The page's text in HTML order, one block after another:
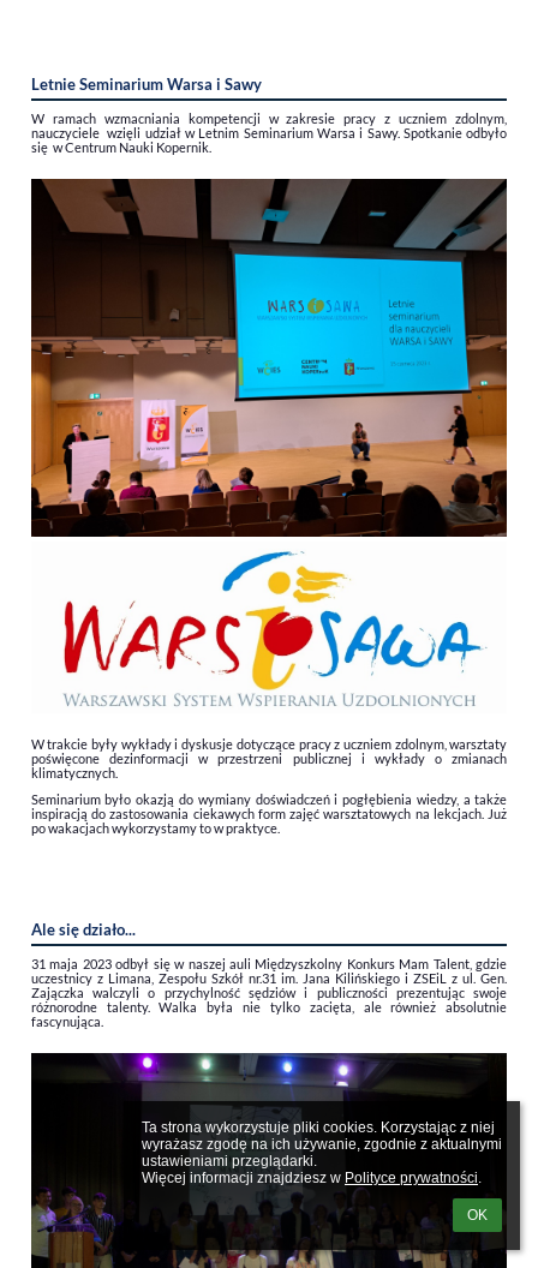
Ta strona wykorzystuje pliki cookies. Korzystając z niej
wyrażasz zgodę na ich używanie, zgodnie z aktualnymi
ustawieniami przeglądarki.
Więcej informacji znajdziesz w Polityce prywatności.
OK
Letnie Seminarium Warsa i Sawy
W ramach wzmacniania kompetencji w zakresie pracy z uczniem zdolnym,
nauczyciele wzięli udział w Letnim Seminarium Warsa i Sawy. Spotkanie odbyło
się w Centrum Nauki Kopernik.
W trakcie były wykłady i dyskusje dotyczące pracy z uczniem zdolnym,warsztaty
poświęcone dezinformacji w przestrzeni publicznej i wykłady o zmianach
klimatycznych.
Seminarium było okazją do wymiany doświadczeń i pogłębienia wiedzy, a także
inspiracją do zastosowania ciekawych form zajęć warsztatowych na lekcjach. Już
po wakacjach wykorzystamy to w praktyce.
Ale się działo...
31 maja 2023 odbył się w naszej auli Międzyszkolny Konkurs Mam Talent, gdzie
uczestnicy z Limana, Zespołu Szkół nr.31 im. Jana Kilińskiego i ZSEiL z ul. Gen.
Zajączka walczyli o przychylność sędziów i publiczności prezentując swoje
różnorodne talenty. Walka była nie tylko zacięta, ale również absolutnie
fascynująca.